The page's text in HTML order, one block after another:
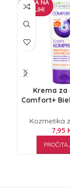
NEMA NA
ZALIHI
Krema za
Comfort+
Kozmetika
7,95